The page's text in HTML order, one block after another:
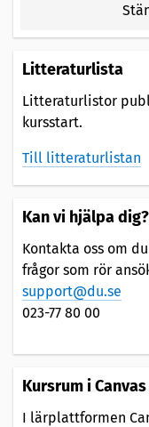
Litteraturlista
Litteraturlistor
kursstart.
Till litteraturlistan
Kan vi hjälpa dig?
Kontakta oss om
frågor som rör
support@du.se
023-77 80 00
Kursrum i Canvas
I lärplattformen